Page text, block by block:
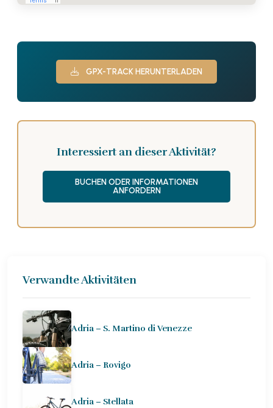
GPX-TRACK HERUNTERLADEN
Interessiert an dieser Aktivität?
BUCHEN ODER INFORMATIONEN
ANFORDERN
Verwandte Aktivitäten
Adria – S. Martino di Venezze
Adria – Rovigo
Adria – Stellata